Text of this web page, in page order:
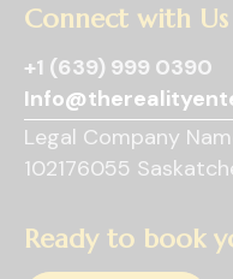
Connect with Us
+1 (639) 999 0390
Legal Company
102176055
Ready to book